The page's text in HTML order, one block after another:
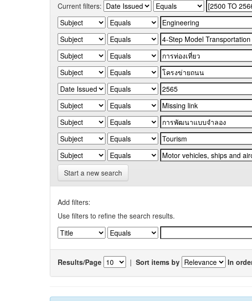
Current filters:
Start a new search
Add filters:
Use filters to refine the search results.
Results/Page | Sort items by In